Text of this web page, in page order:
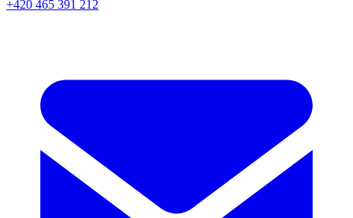
+420 465 391 212